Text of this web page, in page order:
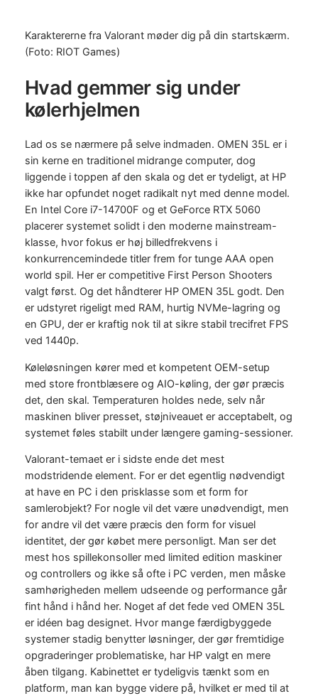
Karaktererne fra Valorant møder dig på din startskærm.
(Foto: RIOT Games)
Hvad gemmer sig under
kølerhjelmen
Lad os se nærmere på selve indmaden. OMEN 35L er i
sin kerne en traditionel midrange computer, dog
liggende i toppen af den skala og det er tydeligt, at HP
ikke har opfundet noget radikalt nyt med denne model.
En Intel Core i7-14700F og et GeForce RTX 5060
placerer systemet solidt i den moderne mainstream-
klasse, hvor fokus er høj billedfrekvens i
konkurrencemindede titler frem for tunge AAA open
world spil. Her er competitive First Person Shooters
valgt først. Og det håndterer HP OMEN 35L godt. Den
er udstyret rigeligt med RAM, hurtig NVMe-lagring og
en GPU, der er kraftig nok til at sikre stabil trecifret FPS
ved 1440p.
Køleløsningen kører med et kompetent OEM-setup
med store frontblæsere og AIO-køling, der gør præcis
det, den skal. Temperaturen holdes nede, selv når
maskinen bliver presset, støjniveauet er acceptabelt, og
systemet føles stabilt under længere gaming-sessioner.
Valorant-temaet er i sidste ende det mest
modstridende element. For er det egentlig nødvendigt
at have en PC i den prisklasse som et form for
samlerobjekt? For nogle vil det være unødvendigt, men
for andre vil det være præcis den form for visuel
identitet, der gør købet mere personligt. Man ser det
mest hos spillekonsoller med limited edition maskiner
og controllers og ikke så ofte i PC verden, men måske
samhørigheden mellem udseende og performance går
fint hånd i hånd her. Noget af det fede ved OMEN 35L
er idéen bag designet. Hvor mange færdigbyggede
systemer stadig benytter løsninger, der gør fremtidige
opgraderinger problematiske, har HP valgt en mere
åben tilgang. Kabinettet er tydeligvis tænkt som en
platform, man kan bygge videre på, hvilket er med til at